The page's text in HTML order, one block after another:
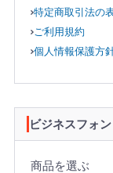
特定商取引法の
ご利用規約
個人情報保護方
ビジネスフォン
商品を選ぶ